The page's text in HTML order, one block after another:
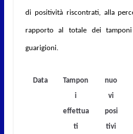
di positività riscontrati, alla
rapporto al totale dei
guarigioni.
Data
Tampon
i
effettua
ti
nuo
vi
posi
tivi